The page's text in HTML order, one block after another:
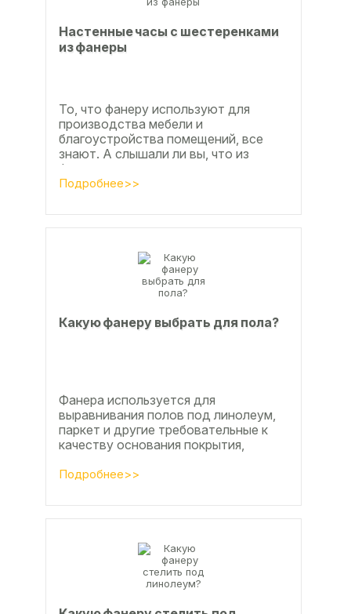
Настенные часы с шестеренками
из фанеры
То, что фанеру используют для
производства мебели и
благоустройства помещений, все
знают. А слышали ли вы, что из
фанеры делают красивые ажурные
часы? Удивительно, но факт.
Подробнее>>
Какую фанеру выбрать для пола?
Фанера используется для
выравнивания полов под линолеум,
паркет и другие требовательные к
качеству основания покрытия,
по деревянным лагам или...
Подробнее>>